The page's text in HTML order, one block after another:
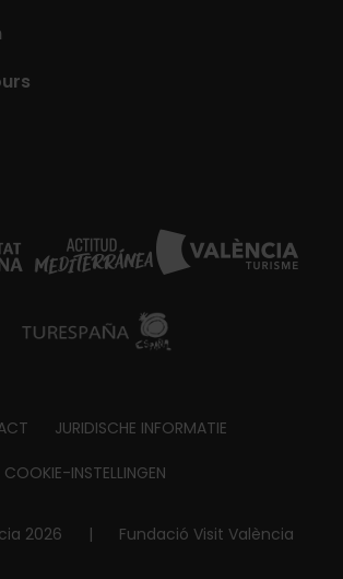
JURIDISCHE INFORMATIE
COOKIE-INSTELLINGEN
2026 | Fundació Visit València